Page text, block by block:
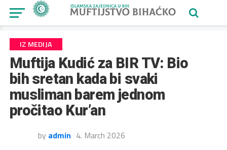
IZ MEDIJA
Muftija Kudić za BIR TV: Bio
bih sretan kada bi svaki
musliman barem jednom
pročitao Kur’an
by admin 4. March 2026